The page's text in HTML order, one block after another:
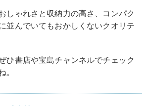
しゃれさと収納力の高さ、コンパク
並んでいてもおかしくないクオリテ
ひ書店や宝島チャンネルでチェック
。